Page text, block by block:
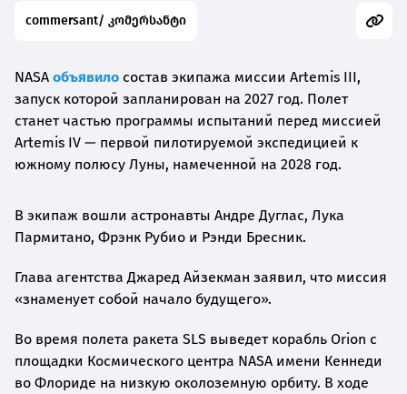
commersant/ კომერსანტი
NASA объявило состав экипажа миссии Artemis III,
запуск которой запланирован на 2027 год. Полет
станет частью программы испытаний перед миссией
Artemis IV — первой пилотируемой экспедицией к
южному полюсу Луны, намеченной на 2028 год.
В экипаж вошли астронавты Андре Дуглас, Лука
Пармитано, Фрэнк Рубио и Рэнди Бресник.
Глава агентства Джаред Айзекман заявил, что миссия
«знаменует собой начало будущего».
Во время полета ракета SLS выведет корабль Orion с
площадки Космического центра NASA имени Кеннеди
во Флориде на низкую околоземную орбиту. В ходе